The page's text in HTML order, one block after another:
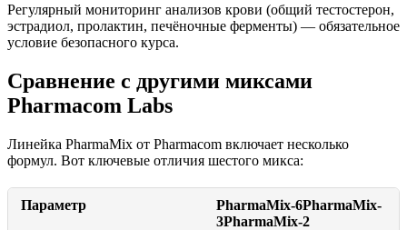
Регулярный мониторинг анализов крови (общий тестостерон,
эстрадиол, пролактин, печёночные ферменты) — обязательное
условие безопасного курса.
Сравнение с другими миксами
Pharmacom Labs
Линейка PharmaMix от Pharmacom включает несколько
формул. Вот ключевые отличия шестого микса:
Параметр
PharmaMix-6PharmaMix-
3PharmaMix-2